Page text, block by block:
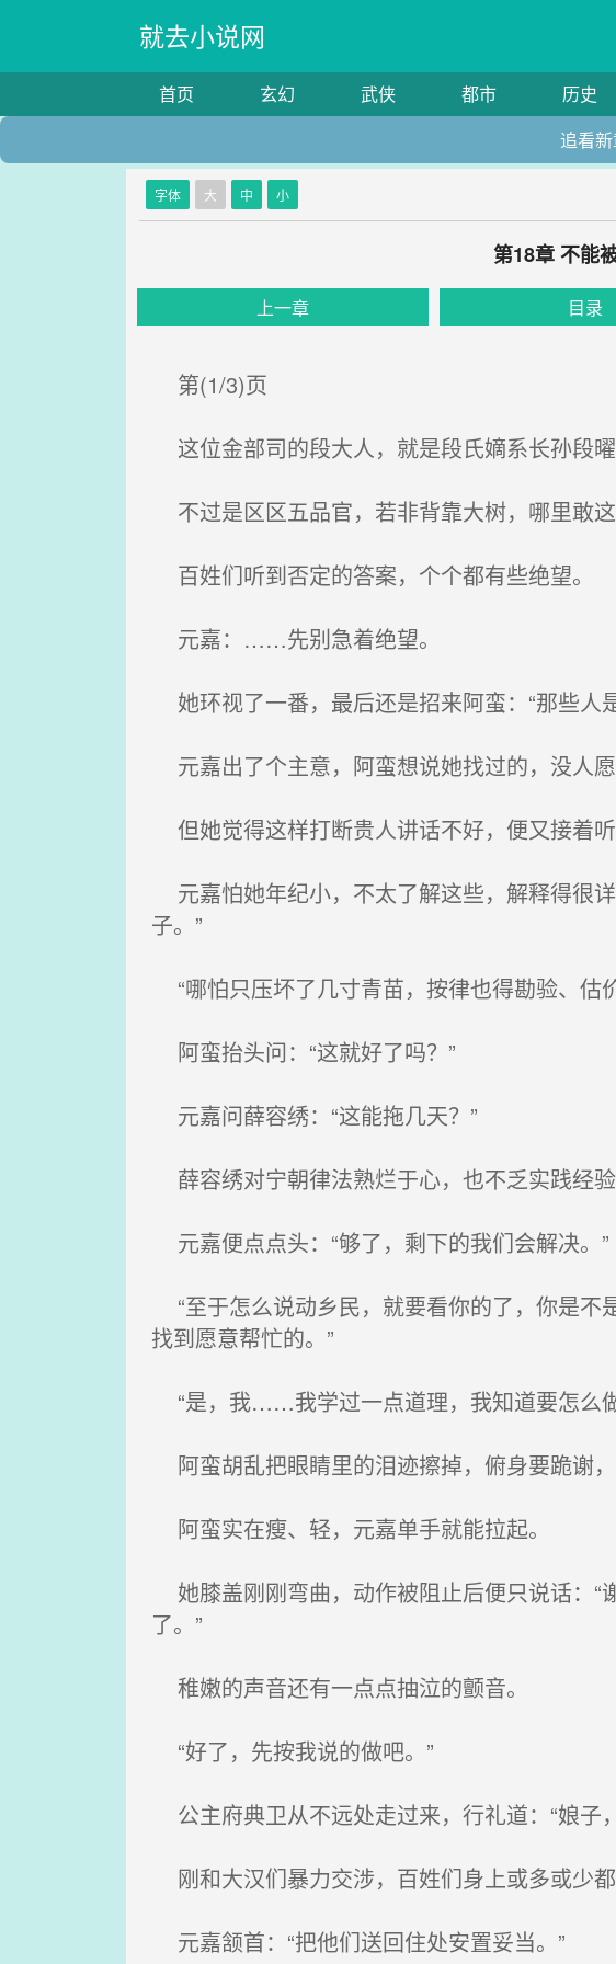
就去小说网
首页 玄幻 武侠 都市 历史
追看
字体 大 中 小
第18章 不能
上一章 目录
第(1/3)页
这位金部司的段大人，就是段氏嫡系长孙段曜
不过是区区五品官，若非背靠大树，哪里敢这
百姓们听到否定的答案，个个都有些绝望。
元嘉：……先别急着绝望。
她环视了一番，最后还是招来阿蛮：“那些
元嘉出了个主意，阿蛮想说她找过的，没人愿
但她觉得这样打断贵人讲话不好，便又接着听
元嘉怕她年纪小，不太了解这些，解释得很
子。”
“哪怕只压坏了几寸青苗，按律也得勘验、估
阿蛮抬头问：“这就好了吗？”
元嘉问薛容绣：“这能拖几天？”
薛容绣对宁朝律法熟烂于心，也不乏实践经
元嘉便点点头：“够了，剩下的我们会解决。”
“至于怎么说动乡民，就要看你的了，你是不
找到愿意帮忙的。”
“是，我……我学过一点道理，我知道要怎么
阿蛮胡乱把眼睛里的泪迹擦掉，俯身要跪谢，
阿蛮实在瘦、轻，元嘉单手就能拉起。
她膝盖刚刚弯曲，动作被阻止后便只说话：
了。”
稚嫩的声音还有一点点抽泣的颤音。
“好了，先按我说的做吧。”
公主府典卫从不远处走过来，行礼道：“娘子
刚和大汉们暴力交涉，百姓们身上或多或少都
元嘉颔首：“把他们送回住处安置妥当。”